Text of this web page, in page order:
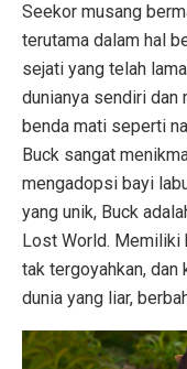
Seekor musang
terutama dalam hal
sejati yang telah
dunianya sendiri dan
benda mati seperti
Buck sangat
mengadopsi bayi
yang unik, Buck
Lost World. Memiliki
tak tergoyahkan, dan
dunia yang liar,